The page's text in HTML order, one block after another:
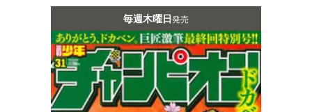
毎週木曜日発売